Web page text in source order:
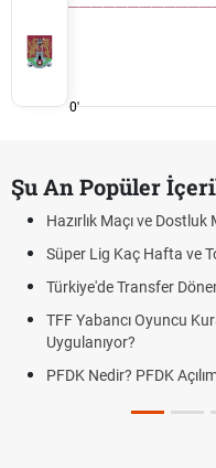
0'
Şu An Popüler
Hazırlık Maçı ve
Süper Lig Kaç Hafta ve
Türkiye'de Transfer
TFF Yabancı Oyuncu
Uygulanıyor?
PFDK Nedir? PFDK